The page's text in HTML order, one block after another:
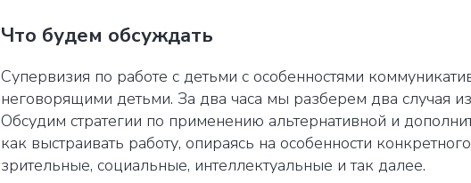
Что будем обсуждать
Супервизия по работе с детьми с особенностями
неговорящими детьми. За два часа мы разберем два случая
Обсудим стратегии по применению альтернативной и
как выстраивать работу, опираясь на особенности
зрительные, социальные, интеллектуальные и так далее.